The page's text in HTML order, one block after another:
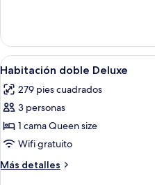
individuales
(transom
windows)
clásica
con
2
individuales
(transom
Abrir
todas
las
fotos
de
Habitación
doble
Deluxe
6
Habitación doble Deluxe
279 pies cuadrados
3 personas
1 cama Queen size
Wifi gratuito
Más detalles
Más